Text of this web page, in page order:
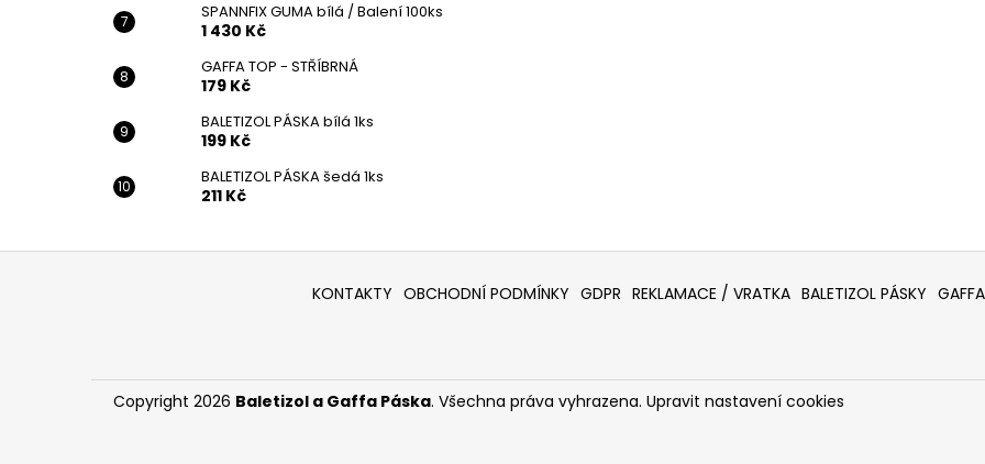
SPANNFIX GUMA bílá / Balení 100ks
1 430 Kč
GAFFA TOP - STŘÍBRNÁ
179 Kč
BALETIZOL PÁSKA bílá 1ks
199 Kč
BALETIZOL PÁSKA šedá 1ks
211 Kč
Z
KONTAKTY OBCHODNÍ PODMÍNKY GDPR REKLAMACE / VRATKA BALETIZOL PÁSKY
Copyright 2026 Baletizol a Gaffa Páska. Všechna práva vyhrazena. Upravit nastavení cookies